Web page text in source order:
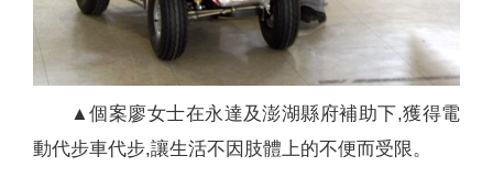
▲個案廖女士在永達及澎湖縣府補助下,獲得電
動代步車代步,讓生活不因肢體上的不便而受限。